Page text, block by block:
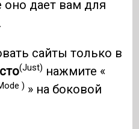
оно дает вам для
сайты только в
(Just) нажмите «
) » на боковой